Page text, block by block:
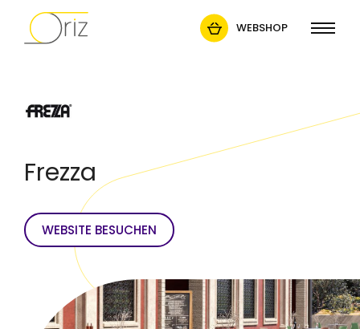
WEBSHOP
Frezza
WEBSITE BESUCHEN